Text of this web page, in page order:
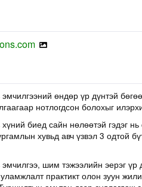
өндөр үр дүнтэй
нотлогдсон болохыг
биед сайн нөлөөтэй гэдэг нь
хувьд авч үзвэл 3 одтой
шим тэжээлийн эерэг үр
практикт олон зуун